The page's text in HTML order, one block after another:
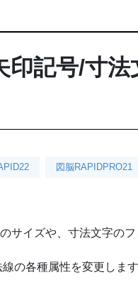
印記号/寸
図脳RAPIDPRO21
サイズや、寸法文字の
の各種属性を変更します